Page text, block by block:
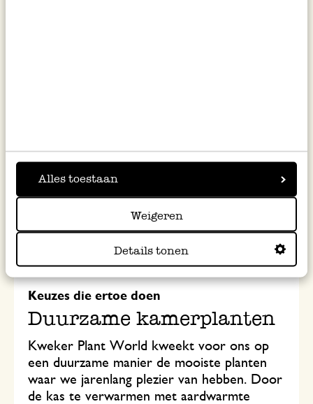
Alles toestaan
Weigeren
Details tonen
Keuzes die ertoe doen
Duurzame kamerplanten
Kweker Plant World kweekt voor ons op
een duurzame manier de mooiste planten
waar we jarenlang plezier van hebben. Door
de kas te verwarmen met aardwarmte